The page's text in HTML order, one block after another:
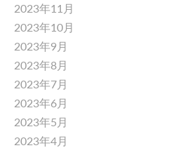
2023年11月
2023年10月
2023年9月
2023年8月
2023年7月
2023年6月
2023年5月
2023年4月